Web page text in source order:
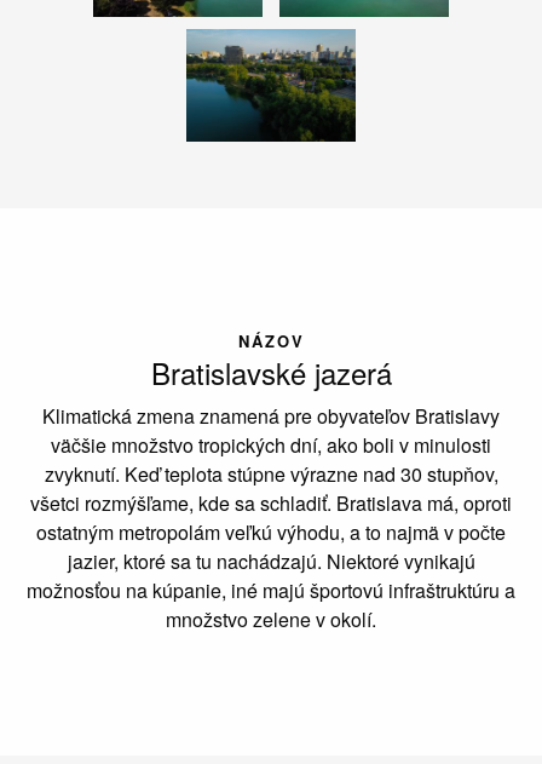
NÁZOV
Bratislavské jazerá
Klimatická zmena znamená pre obyvateľov Bratislavy
väčšie množstvo tropických dní, ako boli v minulosti
zvyknutí. Keď teplota stúpne výrazne nad 30 stupňov,
všetci rozmýšľame, kde sa schladiť. Bratislava má, oproti
ostatným metropolám veľkú výhodu, a to najmä v počte
jazier, ktoré sa tu nachádzajú. Niektoré vynikajú
možnosťou na kúpanie, iné majú športovú infraštruktúru a
množstvo zelene v okolí.